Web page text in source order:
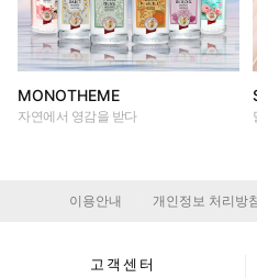
MONOTHEME
자연에서 영감을 받다
이용안내 개인정보 처리방
고객센터